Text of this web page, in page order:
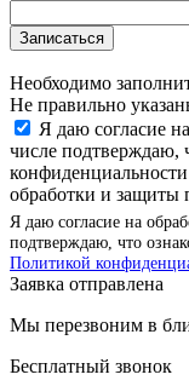
Записаться
Необходимо
Не правильно
Я даю согласие
числе подтверждаю,
обработки и защиты
Я даю согласие на
подтверждаю, что
Политикой
Заявка отправлена
Мы перезвоним в
Бесплатный звонок